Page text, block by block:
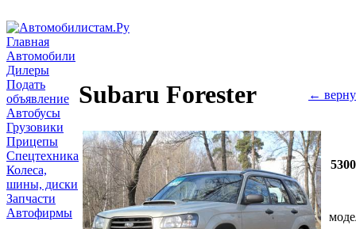
Главная
Автомобили
Дилеры
Подать
объявление
Автобусы
Грузовики
Прицепы
Спецтехника
Колеса,
шины, диски
Запчасти
Автофирмы
Subaru Forester ←